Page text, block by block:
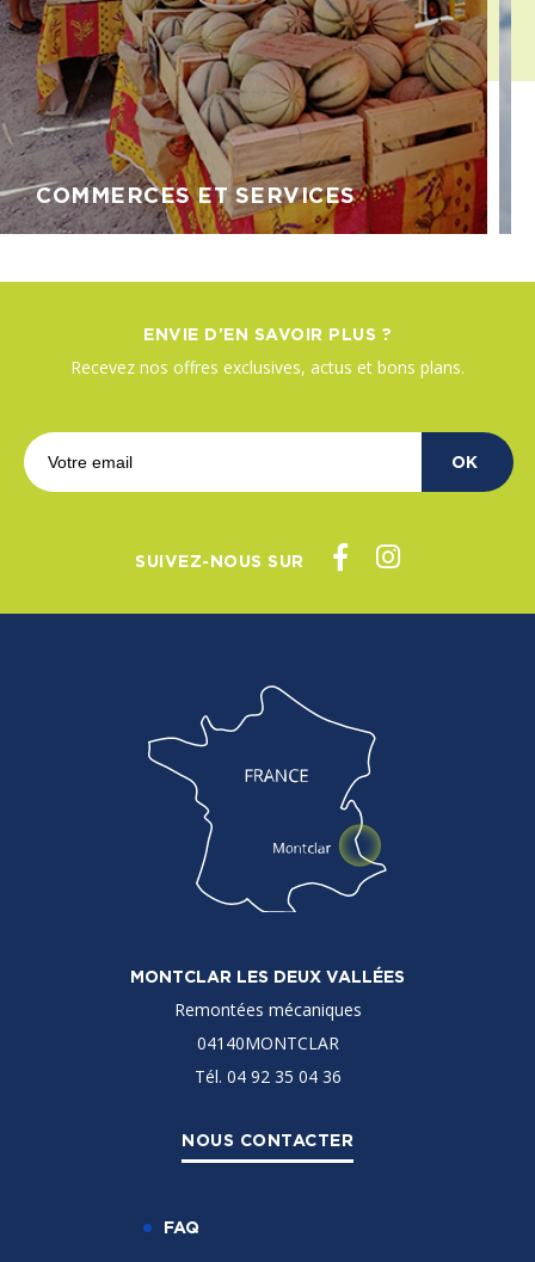
COMMERCES ET SERVICES
ENVIE D'EN SAVOIR PLUS ?
Recevez nos offres exclusives, actus et bons plans.
OK
SUIVEZ-NOUS SUR
MONTCLAR LES DEUX VALLÉES
Remontées mécaniques
04140MONTCLAR
Tél. 04 92 35 04 36
NOUS CONTACTER
FAQ